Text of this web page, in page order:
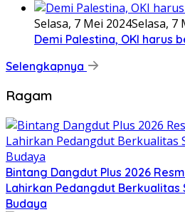
Selasa, 7 Mei 2024Selasa, 7
Demi Palestina, OKI harus
Selengkapnya
Ragam
Bintang Dangdut Plus 2026
Lahirkan Pedangdut Berkualitas
Budaya